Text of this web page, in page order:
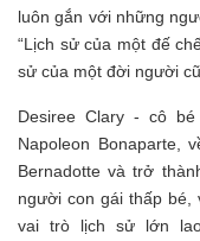
luôn gắn với những
“Lịch sử của một đế
sử của một đời người
Desiree Clary - cô
Napoleon Bonaparte,
Bernadotte và trở
người con gái thấp bé,
vai trò lịch sử lớn